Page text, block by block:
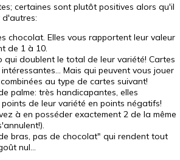
certaines sont plutôt positives alors qu'il
d'autres:
chocolat. Elles vous rapportent leur valeur
de 1 à 10.
qui doublent le total de leur variété! Cartes
Mais qui peuvent vous jouer
au type de cartes suivant!
palme: très handicapantes, elles
de leur variété en points négatifs!
à en posséder exactement 2 de la même
bras, pas de chocolat" qui rendent tout
nul...